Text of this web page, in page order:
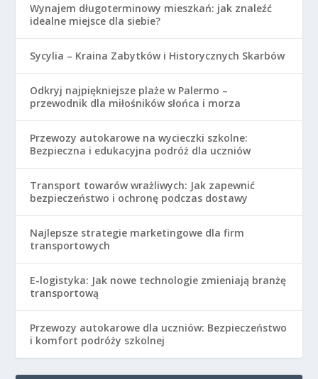
Wynajem długoterminowy mieszkań: jak znaleźć
idealne miejsce dla siebie?
Sycylia – Kraina Zabytków i Historycznych Skarbów
Odkryj najpiękniejsze plaże w Palermo –
przewodnik dla miłośników słońca i morza
Przewozy autokarowe na wycieczki szkolne:
Bezpieczna i edukacyjna podróż dla uczniów
Transport towarów wrażliwych: Jak zapewnić
bezpieczeństwo i ochronę podczas dostawy
Najlepsze strategie marketingowe dla firm
transportowych
E-logistyka: Jak nowe technologie zmieniają branżę
transportową
Przewozy autokarowe dla uczniów: Bezpieczeństwo
i komfort podróży szkolnej